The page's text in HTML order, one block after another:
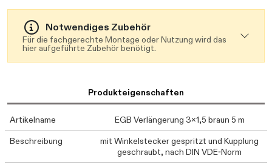
Notwendiges Zubehör
Für die fachgerechte Montage oder Nutzung wird das
hier aufgeführte Zubehör benötigt.
Produkteigenschaften
Artikelname
EGB Verlängerung 3x1,5 braun 5 m
Beschreibung
mit Winkelstecker gespritzt und Kupplung
geschraubt, nach DIN VDE-Norm